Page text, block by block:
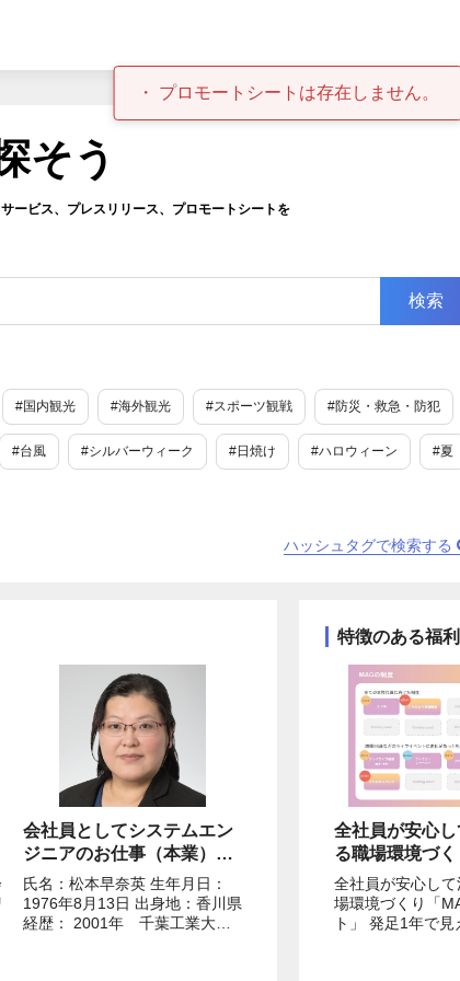
そう
ービス、プレスリリース、プロモートシートを
#国内観光 #海外観光 #スポーツ観戦 #防災・救急・防犯
#台風 #シルバーウィーク #日焼け #ハロウィーン #夏
ハッシュタグで検索する
プロモートシートは存在しません。
会社員としてシステムエン
ジニアのお仕事（本業）を
しながら創業し、日光東照
宮のすぐ近くにできた芝居
小屋「日光紅葉座」を作
氏名：松本早奈英 生年月日：
1976年8月13日 出身地：香川県
経歴： 2001年 千葉工業大学
特徴のある福
全社員が安心
る職場環境づ
ロジェクト」 発足1年で見
えた成果。 社員の意見と共
感をもとに始ま
全社員が安心し
場環境づくり「
ト」 発足1年で見